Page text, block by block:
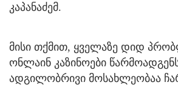
კაპანაძემ.
მისი თქმით, ყველაზე დიდ
ონლაინ კაზინოები
ადგილობრივი მოსახლეობაა